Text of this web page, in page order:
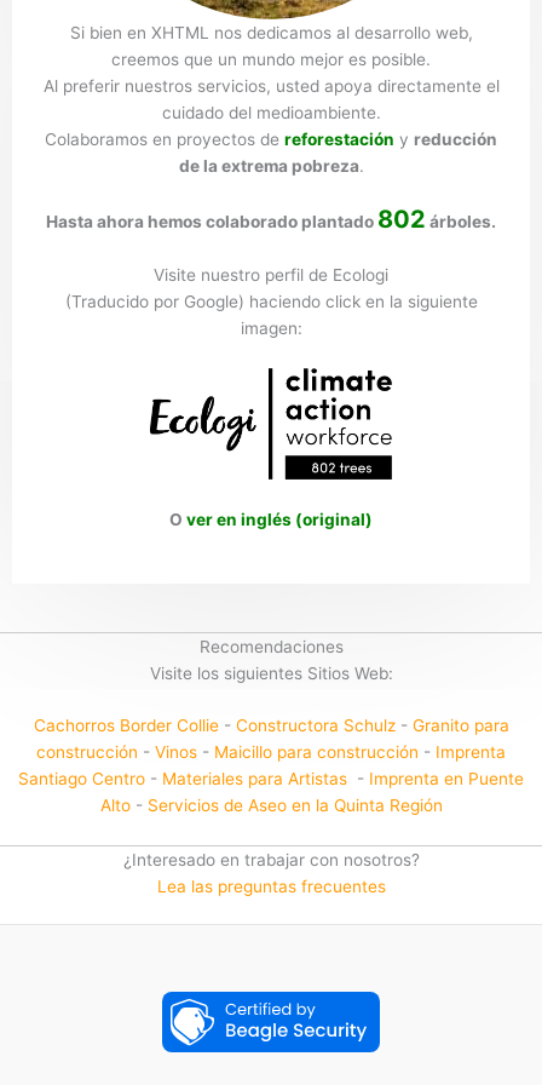
Si bien en XHTML nos dedicamos al desarrollo web,
creemos que un mundo mejor es posible.
Al preferir nuestros servicios, usted apoya directamente el
cuidado del medioambiente.
Colaboramos en proyectos de reforestación y reducción
de la extrema pobreza.
Hasta ahora hemos colaborado plantado 802 árboles.
Visite nuestro perfil de Ecologi
(Traducido por Google) haciendo click en la siguiente
imagen:
O ver en inglés (original)
Recomendaciones
Visite los siguientes Sitios Web:
Cachorros Border Collie- Constructora Schulz- Granito para
construcción - Vinos - Maicillo para construcción - Imprenta
Santiago Centro - Materiales para Artistas - Imprenta en Puente
Alto- Servicios de Aseo en la Quinta Región
¿Interesado en trabajar con nosotros?
Lea las preguntas frecuentes